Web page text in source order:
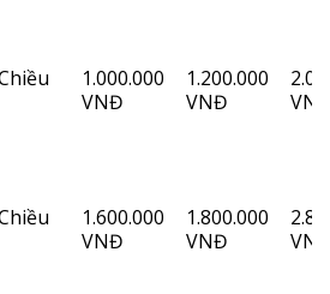
1.000.000
VNĐ
1.200.000
VNĐ
1.600.000
VNĐ
1.800.000
VNĐ